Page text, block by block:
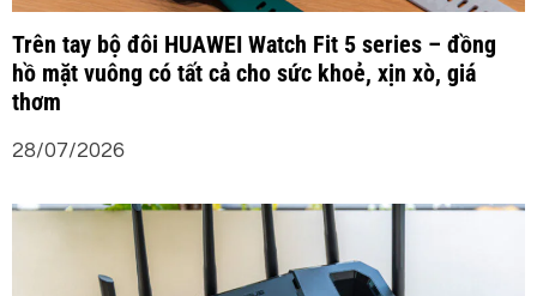
Trên tay bộ đôi HUAWEI Watch Fit 5 series – đồng
hồ mặt vuông có tất cả cho sức khoẻ, xịn xò, giá
thơm
28/07/2026